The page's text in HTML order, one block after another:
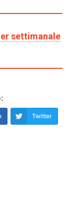
settimanale
Twitter